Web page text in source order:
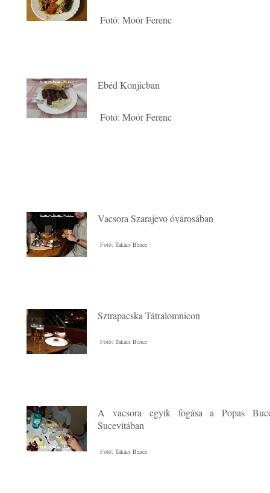
Fotó: Moór Ferenc
Ebéd Konjicban
Fotó: Moór Ferenc
Vacsora Szarajevo óvárosában
Fotó: Takács Bence
Sztrapacska Tátralomnicon
Fotó: Takács Bence
A vacsora egyik fogása a Popas
Sucevitában
Fotó: Takács Bence